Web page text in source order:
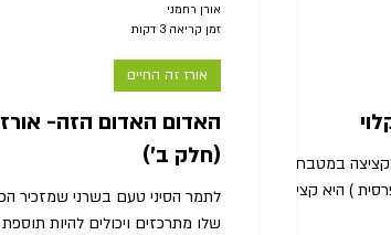
לקציצה במטבח
האדום האדום הזה-
(חלק ב')
לתמר הסיני טעם בשרני שמזכיר
שלו מתרכזים ויכולים להיות
אורז זה החיים
אורן רחמני
זמן קריאה 3 דקות